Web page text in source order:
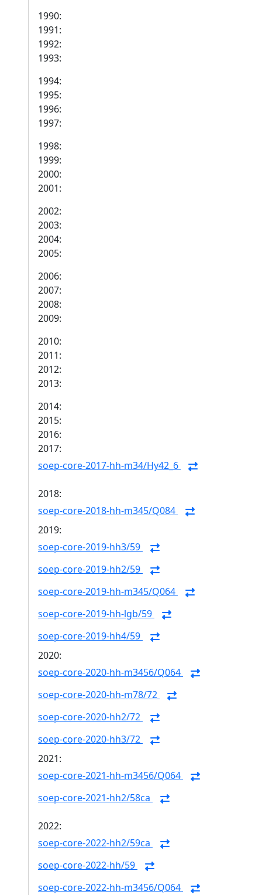
1990:
1991:
1992:
1993:
1994:
1995:
1996:
1997:
1998:
1999:
2000:
2001:
2002:
2003:
2004:
2005:
2006:
2007:
2008:
2009:
2010:
2011:
2012:
2013:
2014:
2015:
2016:
2017:
soep-core-2017-hh-m34/Hy42_6
2018:
soep-core-2018-hh-m345/Q084
2019:
soep-core-2019-hh3/59
soep-core-2019-hh2/59
soep-core-2019-hh-m345/Q064
soep-core-2019-hh-lgb/59
soep-core-2019-hh4/59
2020:
soep-core-2020-hh-m3456/Q064
soep-core-2020-hh-m78/72
soep-core-2020-hh2/72
soep-core-2020-hh3/72
2021:
soep-core-2021-hh-m3456/Q064
soep-core-2021-hh2/58ca
2022:
soep-core-2022-hh2/59ca
soep-core-2022-hh/59
soep-core-2022-hh-m3456/Q064